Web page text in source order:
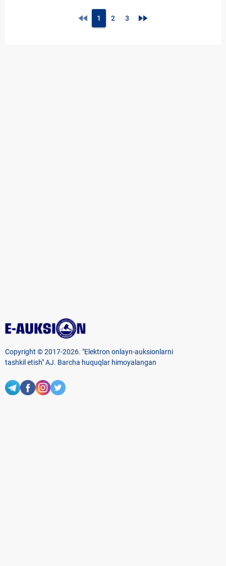
fast_rewind 1 2 3 fast_forward
Copyright © 2017-2026. "Elektron onlayn-auksionlarni
tashkil etish" AJ. Barcha huquqlar himoyalangan